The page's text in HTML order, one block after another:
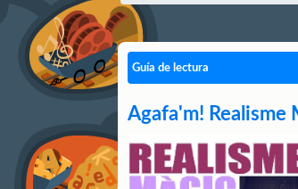
Guía de lectura
Agafa'm! Realisme